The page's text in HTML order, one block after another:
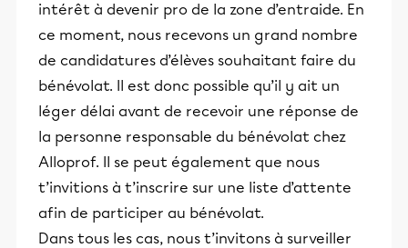
intérêt à devenir pro de la zone d’entraide. En
ce moment, nous recevons un grand nombre
de candidatures d’élèves souhaitant faire du
bénévolat. Il est donc possible qu’il y ait un
léger délai avant de recevoir une réponse de
la personne responsable du bénévolat chez
Alloprof. Il se peut également que nous
t’invitions à t’inscrire sur une liste d’attente
afin de participer au bénévolat.
Dans tous les cas, nous t’invitons à surveiller